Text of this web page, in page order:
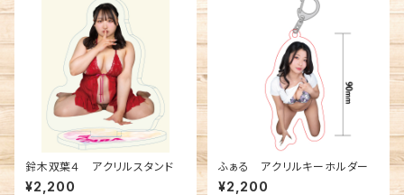
鈴木双葉４ アクリルスタンド
¥2,200
ふぁる アクリルキーホルダー
¥2,200